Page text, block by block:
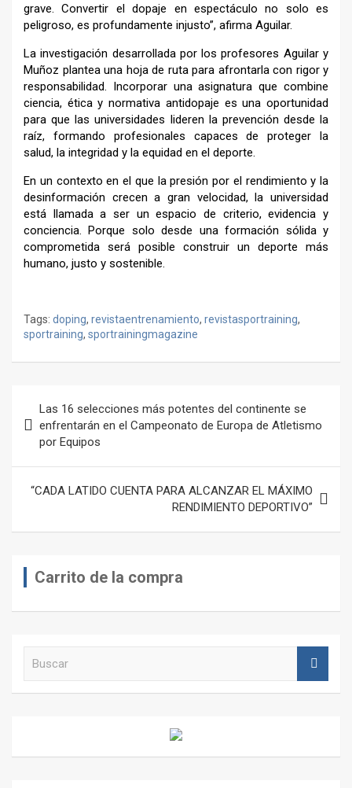
grave. Convertir el dopaje en espectáculo no solo es
peligroso, es profundamente injusto”, afirma Aguilar.
La investigación desarrollada por los profesores Aguilar y
Muñoz plantea una hoja de ruta para afrontarla con rigor y
responsabilidad. Incorporar una asignatura que combine
ciencia, ética y normativa antidopaje es una oportunidad
para que las universidades lideren la prevención desde la
raíz, formando profesionales capaces de proteger la
salud, la integridad y la equidad en el deporte.
En un contexto en el que la presión por el rendimiento y la
desinformación crecen a gran velocidad, la universidad
está llamada a ser un espacio de criterio, evidencia y
conciencia. Porque solo desde una formación sólida y
comprometida será posible construir un deporte más
humano, justo y sostenible.
Tags: doping, revistaentrenamiento, revistasportraining,
sportraining, sportrainingmagazine
de
entradas
Las 16 selecciones más potentes del continente se
enfrentarán en el Campeonato de Europa de Atletismo
por Equipos
“CADA LATIDO CUENTA PARA ALCANZAR EL MÁXIMO
RENDIMIENTO DEPORTIVO”
Carrito de la compra